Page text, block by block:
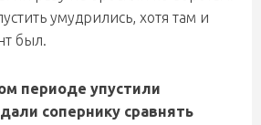
умудрились, хотя там и
был.
периоде упустили
сопернику сравнять